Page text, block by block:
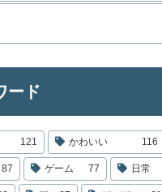
ード
121 かわいい 116
87 ゲーム 77 日常